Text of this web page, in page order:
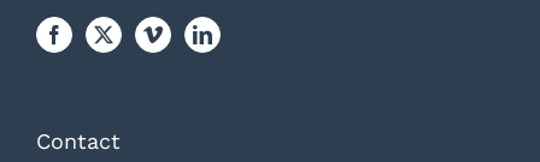
Contact